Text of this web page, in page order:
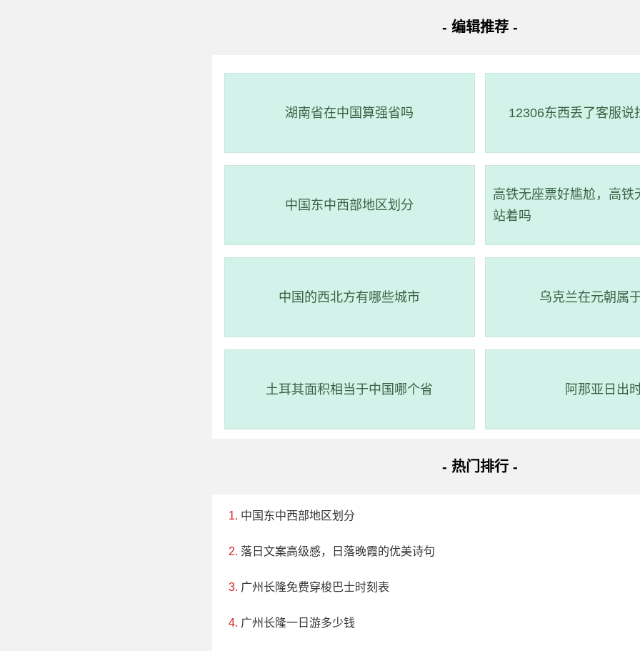
- 编辑推荐 -
湖南省在中国算强省吗 12306东西丢了客服说
中国东中西部地区划分
高铁无座票好尴尬，高铁
站着吗
中国的西北方有哪些城市 乌克兰在元朝属
土耳其面积相当于中国哪个省 阿那亚日出
- 热门排行 -
中国东中西部地区划分
落日文案高级感，日落晚霞的优美诗句
广州长隆免费穿梭巴士时刻表
广州长隆一日游多少钱